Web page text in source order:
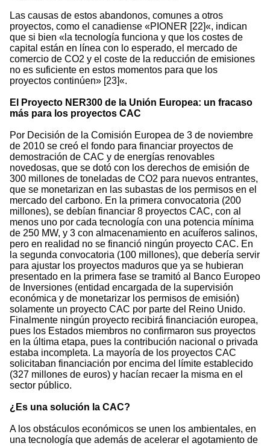
Las causas de estos abandonos, comunes a otros
proyectos, como el canadiense «PIONER [22]«, indican
que si bien «la tecnología funciona y que los costes de
capital están en línea con lo esperado, el mercado de
comercio de CO2 y el coste de la reducción de emisiones
no es suficiente en estos momentos para que los
proyectos continúen» [23]«.
El Proyecto NER300 de la Unión Europea: un fracaso
más para los proyectos CAC
Por Decisión de la Comisión Europea de 3 de noviembre
de 2010 se creó el fondo para financiar proyectos de
demostración de CAC y de energías renovables
novedosas, que se dotó con los derechos de emisión de
300 millones de toneladas de CO2 para nuevos entrantes,
que se monetarizan en las subastas de los permisos en el
mercado del carbono. En la primera convocatoria (200
millones), se debían financiar 8 proyectos CAC, con al
menos uno por cada tecnología con una potencia mínima
de 250 MW, y 3 con almacenamiento en acuíferos salinos,
pero en realidad no se financió ningún proyecto CAC. En
la segunda convocatoria (100 millones), que debería servir
para ajustar los proyectos maduros que ya se hubieran
presentado en la primera fase se tramitó al Banco Europeo
de Inversiones (entidad encargada de la supervisión
económica y de monetarizar los permisos de emisión)
solamente un proyecto CAC por parte del Reino Unido.
Finalmente ningún proyecto recibirá financiación europea,
pues los Estados miembros no confirmaron sus proyectos
en la última etapa, pues la contribución nacional o privada
estaba incompleta. La mayoría de los proyectos CAC
solicitaban financiación por encima del límite establecido
(327 millones de euros) y hacían recaer la misma en el
sector público.
¿Es una solución la CAC?
A los obstáculos económicos se unen los ambientales, en
una tecnología que además de acelerar el agotamiento de